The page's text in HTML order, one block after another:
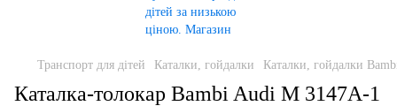
Транспорт для дітей Каталки, гойдалки Каталки, гойдалки
Каталка-толокар Bambi Audi M 3147A-1